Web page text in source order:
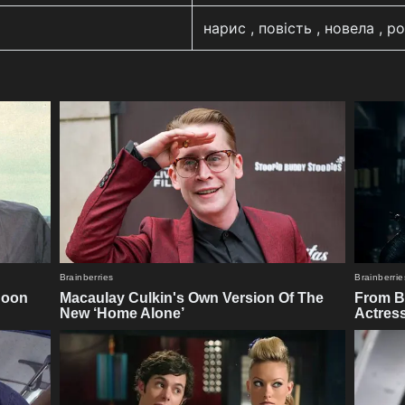
нарис , повість , новела ,